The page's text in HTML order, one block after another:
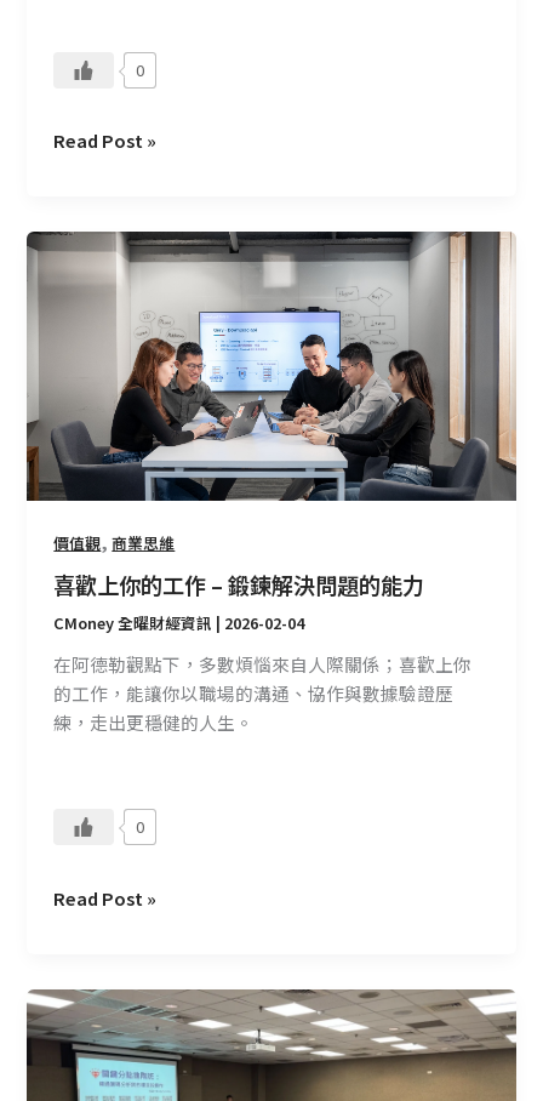
0
Read Post »
價值觀,商業思維
喜歡上你的工作 – 鍛鍊解決問題的能力
CMoney 全曜財經資訊 | 2026-02-04
在阿德勒觀點下，多數煩惱來自人際關係；喜歡上你
的工作，能讓你以職場的溝通、協作與數據驗證歷
練，走出更穩健的人生。
0
作
–
鍛
鍊
解
問
題
的
能
力
Read Post »
CMoney
不